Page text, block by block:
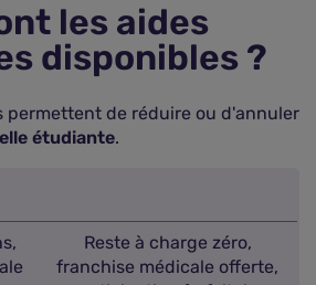
les aides
disponibles ?
permettent de réduire ou d'annuler
étudiante.
Reste à charge zéro,
franchise médicale offerte,